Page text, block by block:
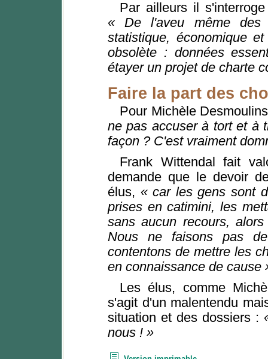
Par ailleurs il
« De l'aveu même des
statistique, économique
obsolète : données
étayer un projet de charte
Faire la part des
Pour Michèle
ne pas accuser à tort et à
façon ? C'est vraiment
Frank Wittendal fait
demande que le devoir
élus, « car les gens sont
prises en catimini, les
sans aucun recours,
Nous ne faisons pas
contentons de mettre les
en connaissance de cause
Les élus, comme
s'agit d'un malentendu
situation et des dossiers :
nous ! »